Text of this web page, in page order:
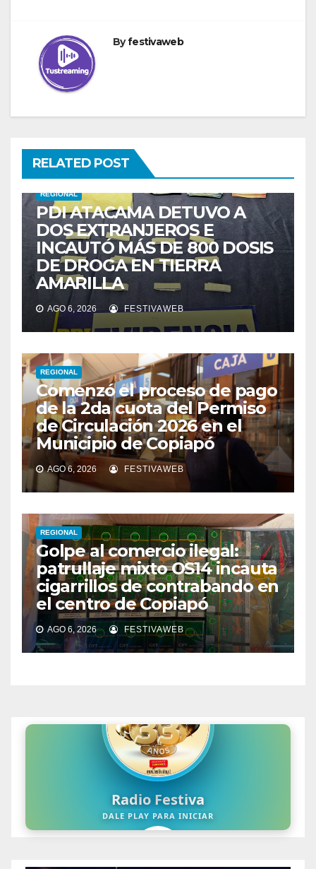
Byfestivaweb
RELATED POST
REGIONAL
PDI ATACAMA DETUVO A
DOS EXTRANJEROS E
INCAUTÓ MÁS DE 800 DOSIS
DE DROGA EN TIERRA
AMARILLA
AGO 6, 2026 FESTIVAWEB
REGIONAL
Comenzó el proceso de pago
de la 2da cuota del Permiso
de Circulación 2026 en el
Municipio de Copiapó
AGO 6, 2026 FESTIVAWEB
REGIONAL
Golpe al comercio ilegal:
patrullaje mixto OS14 incauta
cigarrillos de contrabando en
el centro de Copiapó
AGO 6, 2026 FESTIVAWEB